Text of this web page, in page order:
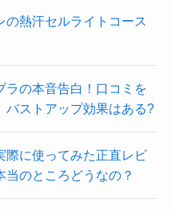
の熱汗セルライトコース
ラの本音告白！口コミを
バストアップ効果はある?
際に使ってみた正直レビ
当のところどうなの？